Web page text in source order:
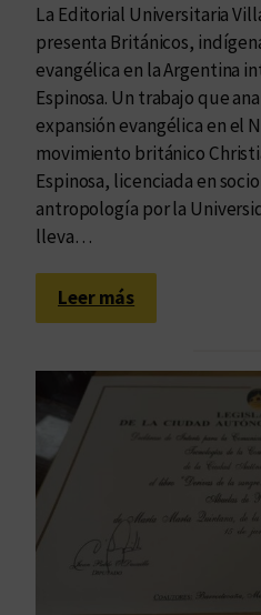
c
í
a
e
n
C
ó
r
o
b
a
r
La Editorial Universitaria
presenta Británicos,
evangélica en la Argentina
Espinosa. Un trabajo que
expansión evangélica en el
movimiento británico
Espinosa, licenciada en
antropología por la
lleva…
Leer más:
R
l
n